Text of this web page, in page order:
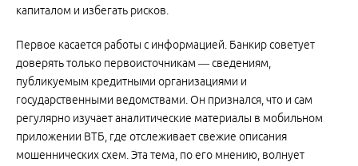
капиталом и избегать рисков.
Первое касается работы с информацией. Банкир советует
доверять только первоисточникам — сведениям,
публикуемым кредитными организациями и
государственными ведомствами. Он признался, что и сам
регулярно изучает аналитические материалы в мобильном
приложении ВТБ, где отслеживает свежие описания
мошеннических схем. Эта тема, по его мнению, волнует